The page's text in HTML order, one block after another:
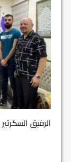
الرفيق